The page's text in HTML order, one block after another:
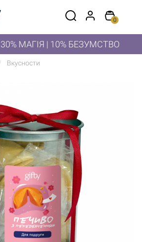
0
МАГІЯ | 10% БЕЗУМСТВО
Вкусности